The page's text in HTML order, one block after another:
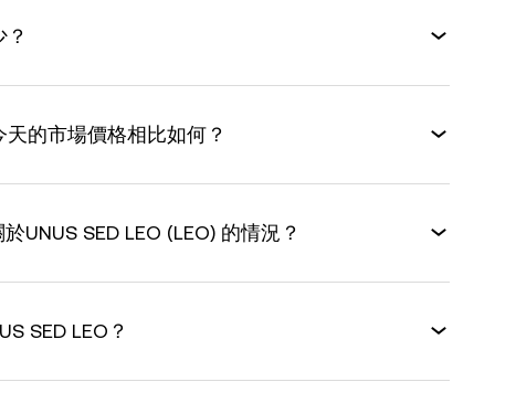
的市場價格相比如何？
UNUS SED LEO (LEO) 的情況？
SED LEO？